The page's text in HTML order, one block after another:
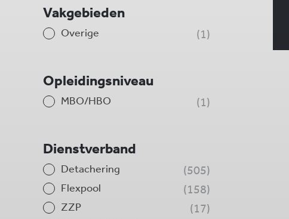
Vakgebieden
Overige 1
Opleidingsniveau
MBO/HBO 1
Dienstverband
Detachering 505
Flexpool 158
ZZP 17